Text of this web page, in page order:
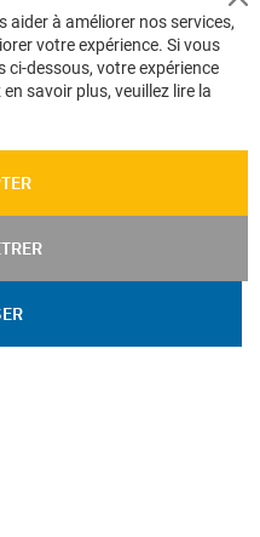
aider à améliorer nos services,
votre expérience. Si vous
dessous, votre expérience
savoir plus, veuillez lire la